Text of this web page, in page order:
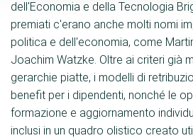
dell'Economia e della Tecnologia
premiati c'erano anche molti nomi
politica e dell'economia, come
Joachim Watzke. Oltre ai criteri già
gerarchie piatte, i modelli di
benefit per i dipendenti, nonché le
formazione e aggiornamento
inclusi in un quadro olistico creato